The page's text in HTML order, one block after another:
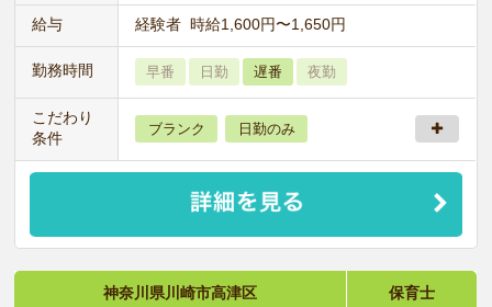
給与 経験者 時給1,600円〜1,650円
勤務時間 早番 日勤 遅番 夜勤
こだわり
条件
ブランク 日勤のみ
神奈川県川崎市高津区 保育士